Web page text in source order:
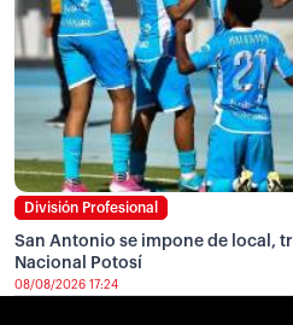
División Profesional
San Antonio se impone de local,
Nacional Potosí
08/08/2026 17:24